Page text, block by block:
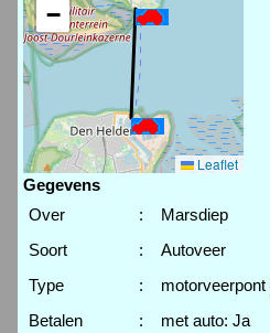
−
Leaflet
Gegevens
Over
:
Marsdiep
Soort
:
Autoveer
Type
:
motorveerpont
Betalen
:
met auto: Ja